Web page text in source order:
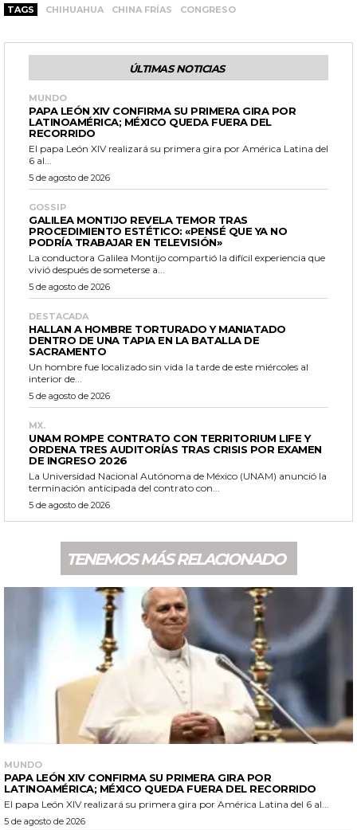
TAGS CHIHUAHUA CHINA FRÍAS CONGRESO
ÚLTIMAS NOTICIAS
MUNDO
PAPA LEÓN XIV CONFIRMA SU PRIMERA GIRA POR
LATINOAMÉRICA; MÉXICO QUEDA FUERA DEL
RECORRIDO
El papa León XIV realizará su primera gira por América Latina del
6 al...
5 de agosto de 2026
GOSSIP
GALILEA MONTIJO REVELA TEMOR TRAS
PROCEDIMIENTO ESTÉTICO: «PENSÉ QUE YA NO
PODRÍA TRABAJAR EN TELEVISIÓN»
La conductora Galilea Montijo compartió la difícil experiencia que
vivió después de someterse a...
5 de agosto de 2026
DESTACADA
HALLAN A HOMBRE TORTURADO Y MANIATADO
DENTRO DE UNA TAPIA EN LA BATALLA DE
SACRAMENTO
Un hombre fue localizado sin vida la tarde de este miércoles al
interior de...
5 de agosto de 2026
MX.
UNAM ROMPE CONTRATO CON TERRITORIUM LIFE Y
ORDENA TRES AUDITORÍAS TRAS CRISIS POR EXAMEN
DE INGRESO 2026
La Universidad Nacional Autónoma de México (UNAM) anunció la
terminación anticipada del contrato con...
5 de agosto de 2026
TENEMOS MÁS RELACIONADO
MUNDO
PAPA LEÓN XIV CONFIRMA SU PRIMERA GIRA POR
LATINOAMÉRICA; MÉXICO QUEDA FUERA DEL RECORRIDO
El papa León XIV realizará su primera gira por América Latina del 6 al...
5 de agosto de 2026